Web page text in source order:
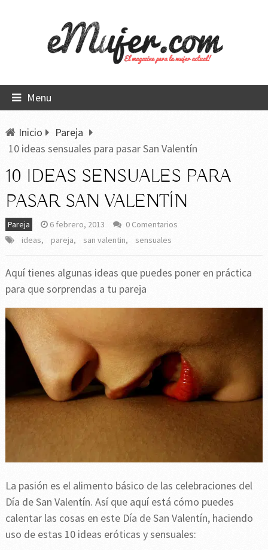
Menu
Inicio
Pareja
10 ideas sensuales para pasar San Valentín
10 IDEAS SENSUALES PARA
PASAR SAN VALENTÍN
Pareja 6 febrero, 2013
0 Comentarios
ideas, pareja, san valentin, sensuales
Aquí tienes algunas ideas que puedes poner en práctica
para que sorprendas a tu pareja
La pasión es el alimento básico de las celebraciones del
Día de San Valentín. Así que aquí está cómo puedes
calentar las cosas en este Día de San Valentín, haciendo
uso de estas 10 ideas eróticas y sensuales: